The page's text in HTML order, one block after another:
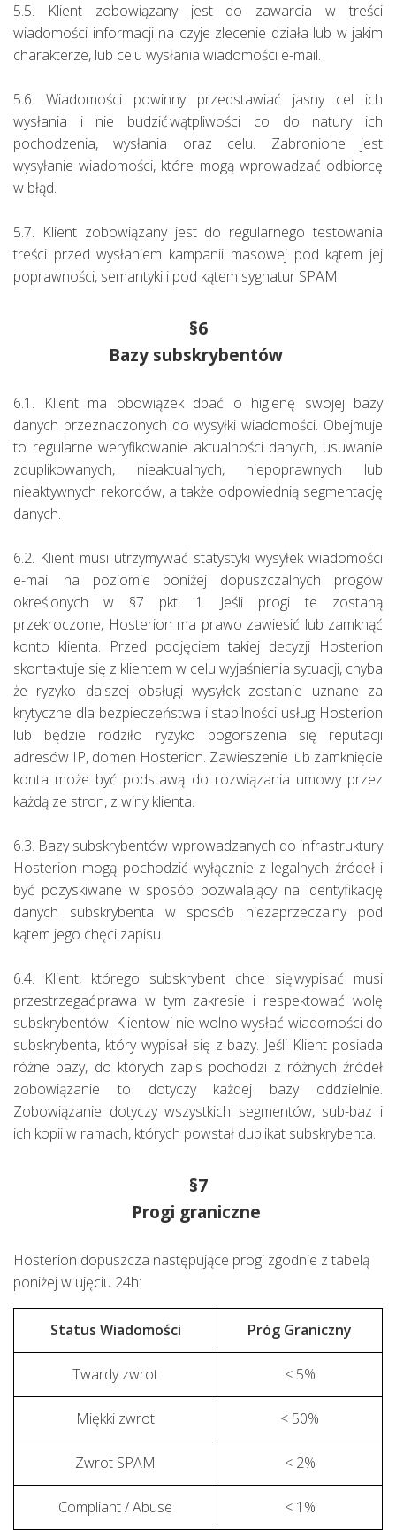
5.5. Klient zobowiązany jest do zawarcia w treści
wiadomości informacji na czyje zlecenie działa lub w jakim
charakterze, lub celu wysłania wiadomości e-mail.
5.6. Wiadomości powinny przedstawiać jasny cel ich
wysłania i nie budzić wątpliwości co do natury ich
pochodzenia, wysłania oraz celu. Zabronione jest
wysyłanie wiadomości, które mogą wprowadzać odbiorcę
w błąd.
5.7. Klient zobowiązany jest do regularnego testowania
treści przed wysłaniem kampanii masowej pod kątem jej
poprawności, semantyki i pod kątem sygnatur SPAM.
§6
Bazy subskrybentów
6.1. Klient ma obowiązek dbać o higienę swojej bazy
danych przeznaczonych do wysyłki wiadomości. Obejmuje
to regularne weryfikowanie aktualności danych, usuwanie
zduplikowanych, nieaktualnych, niepoprawnych lub
nieaktywnych rekordów, a także odpowiednią segmentację
danych.
6.2. Klient musi utrzymywać statystyki wysyłek wiadomości
e-mail na poziomie poniżej dopuszczalnych progów
określonych w §7 pkt. 1. Jeśli progi te zostaną
przekroczone, Hosterion ma prawo zawiesić lub zamknąć
konto klienta. Przed podjęciem takiej decyzji Hosterion
skontaktuje się z klientem w celu wyjaśnienia sytuacji, chyba
że ryzyko dalszej obsługi wysyłek zostanie uznane za
krytyczne dla bezpieczeństwa i stabilności usług Hosterion
lub będzie rodziło ryzyko pogorszenia się reputacji
adresów IP, domen Hosterion. Zawieszenie lub zamknięcie
konta może być podstawą do rozwiązania umowy przez
każdą ze stron, z winy klienta.
6.3. Bazy subskrybentów wprowadzanych do infrastruktury
Hosterion mogą pochodzić wyłącznie z legalnych źródeł i
być pozyskiwane w sposób pozwalający na identyfikację
danych subskrybenta w sposób niezaprzeczalny pod
kątem jego chęci zapisu.
6.4. Klient, którego subskrybent chce się wypisać musi
przestrzegać prawa w tym zakresie i respektować wolę
subskrybentów. Klientowi nie wolno wysłać wiadomości do
subskrybenta, który wypisał się z bazy. Jeśli Klient posiada
różne bazy, do których zapis pochodzi z różnych źródeł
zobowiązanie to dotyczy każdej bazy oddzielnie.
Zobowiązanie dotyczy wszystkich segmentów, sub-baz i
ich kopii w ramach, których powstał duplikat subskrybenta.
§7
Progi graniczne
Hosterion dopuszcza następujące progi zgodnie z tabelą
poniżej w ujęciu 24h:
Status Wiadomości Próg Graniczny
Twardy zwrot < 5%
Miękki zwrot < 50%
Zwrot SPAM < 2%
Compliant / Abuse < 1%